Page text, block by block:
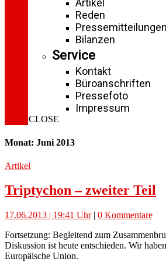
Artikel
Reden
Pressemitteilungen
Bilanzen
Service
Kontakt
Büroanschriften
Pressefoto
Impressum
CLOSE
Monat: Juni 2013
Artikel
Triptychon – zweiter Teil
17.06.2013 | 19:41 Uhr| 0 Kommentare
Fortsetzung: Begleitend zum
Diskussion ist heute entschieden. Wir
Europäische Union.